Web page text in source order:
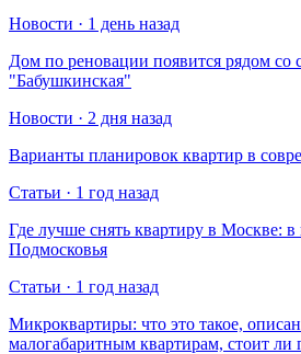
Новости · 1 день назад
Дом по реновации появится рядом со
"Бабушкинская"
Новости · 2 дня назад
Варианты планировок квартир в
Статьи · 1 год назад
Где лучше снять квартиру в Москве:
Подмосковья
Статьи · 1 год назад
Микроквартиры: что это такое,
малогабаритным квартирам, стоит ли